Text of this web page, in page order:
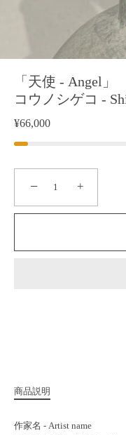
「天使 - Angel」
コウノシゲコ -
¥66,000
− +
商品説明
作家名 - Artist name